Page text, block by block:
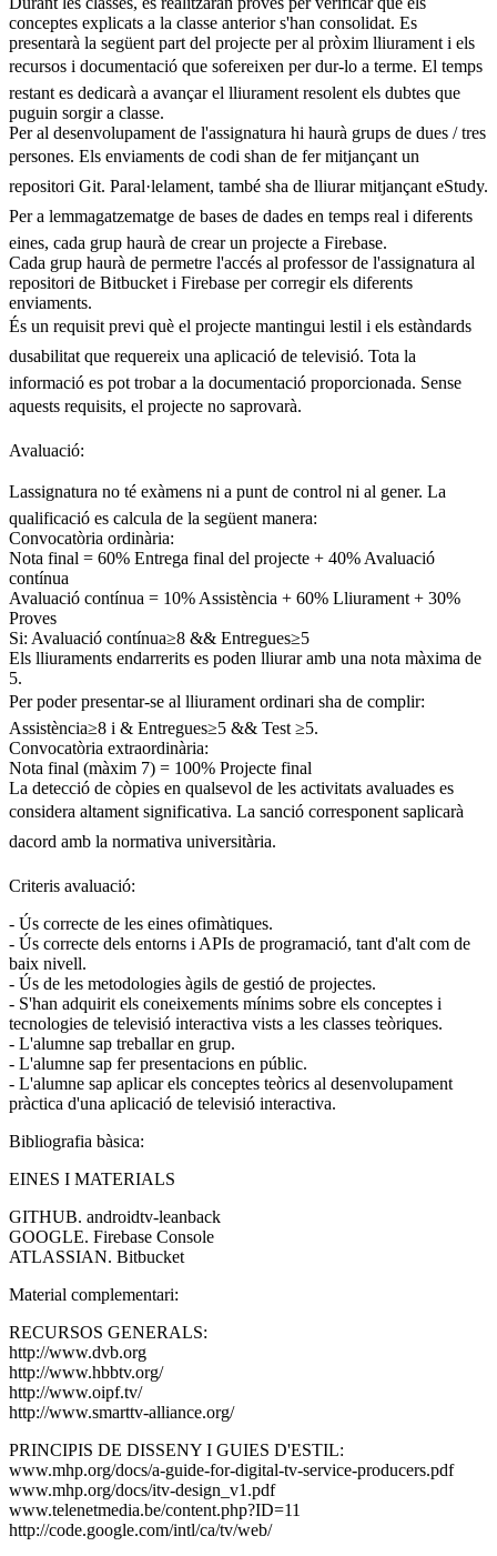
conceptes explicats a la classe anterior s'han consolidat. Es
presentarà la següent part del projecte per al pròxim lliurament i els
recursos i documentació que sofereixen per dur-lo a terme. El temps
restant es dedicarà a avançar el lliurament resolent els dubtes que
puguin sorgir a classe.
Per al desenvolupament de l'assignatura hi haurà grups de dues / tres
persones. Els enviaments de codi shan de fer mitjançant un
repositori Git. Paral·lelament, també sha de lliurar mitjançant eStudy.
Per a lemmagatzematge de bases de dades en temps real i diferents
eines, cada grup haurà de crear un projecte a Firebase.
Cada grup haurà de permetre l'accés al professor de l'assignatura al
repositori de Bitbucket i Firebase per corregir els diferents
enviaments.
És un requisit previ què el projecte mantingui lestil i els estàndards
dusabilitat que requereix una aplicació de televisió. Tota la
informació es pot trobar a la documentació proporcionada. Sense
aquests requisits, el projecte no saprovarà.
Avaluació:
Lassignatura no té exàmens ni a punt de control ni al gener. La
qualificació es calcula de la següent manera:
Convocatòria ordinària:
Nota final = 60% Entrega final del projecte + 40% Avaluació
contínua
Avaluació contínua = 10% Assistència + 60% Lliurament + 30%
Proves
Si: Avaluació contínua≥8 && Entregues≥5
Els lliuraments endarrerits es poden lliurar amb una nota màxima de
5.
Per poder presentar-se al lliurament ordinari sha de complir:
Assistència≥8 i & Entregues≥5 && Test ≥5.
Convocatòria extraordinària:
Nota final (màxim 7) = 100% Projecte final
La detecció de còpies en qualsevol de les activitats avaluades es
considera altament significativa. La sanció corresponent saplicarà
dacord amb la normativa universitària.
Criteris avaluació:
- Ús correcte de les eines ofimàtiques.
- Ús correcte dels entorns i APIs de programació, tant d'alt com de
baix nivell.
- Ús de les metodologies àgils de gestió de projectes.
- S'han adquirit els coneixements mínims sobre els conceptes i
tecnologies de televisió interactiva vists a les classes teòriques.
- L'alumne sap treballar en grup.
- L'alumne sap fer presentacions en públic.
- L'alumne sap aplicar els conceptes teòrics al desenvolupament
pràctica d'una aplicació de televisió interactiva.
Bibliografia bàsica:
EINES I MATERIALS
GITHUB. androidtv-leanback
GOOGLE. Firebase Console
ATLASSIAN. Bitbucket
Material complementari:
RECURSOS GENERALS:
http://www.dvb.org
http://www.hbbtv.org/
http://www.oipf.tv/
http://www.smarttv-alliance.org/
PRINCIPIS DE DISSENY I GUIES D'ESTIL:
www.mhp.org/docs/a-guide-for-digital-tv-service-producers.pdf
www.mhp.org/docs/itv-design_v1.pdf
www.telenetmedia.be/content.php?ID=11
http://code.google.com/intl/ca/tv/web/